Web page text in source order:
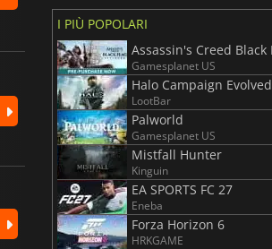
I PIÙ POPOLARI
Gamesplanet US
Halo Campaign Evolved
LootBar
Palworld
Gamesplanet US
Mistfall Hunter
Kinguin
EA SPORTS FC 27
Eneba
Forza Horizon 6
HRKGAME